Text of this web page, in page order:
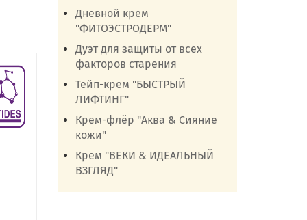
Дневной крем
"ФИТОЭСТРОДЕРМ"
Дуэт для защиты от всех
факторов старения
Тейп-крем "БЫСТРЫЙ
ЛИФТИНГ"
Крем-флёр "Аква & Сияние
кожи"
Крем "ВЕКИ & ИДЕАЛЬНЫЙ
ВЗГЛЯД"